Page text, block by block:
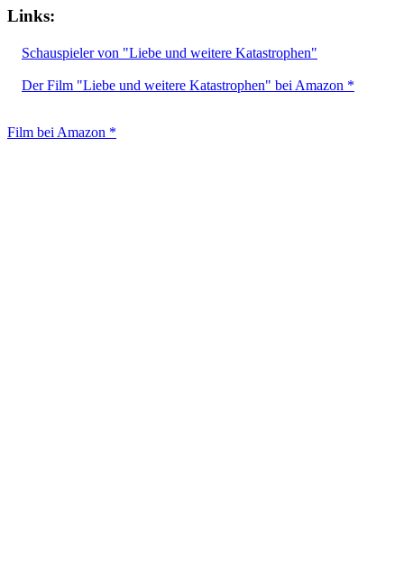
Links:
Schauspieler von "Liebe und weitere Katastrophen"
Der Film "Liebe und weitere Katastrophen" bei Amazon *
Film bei Amazon *